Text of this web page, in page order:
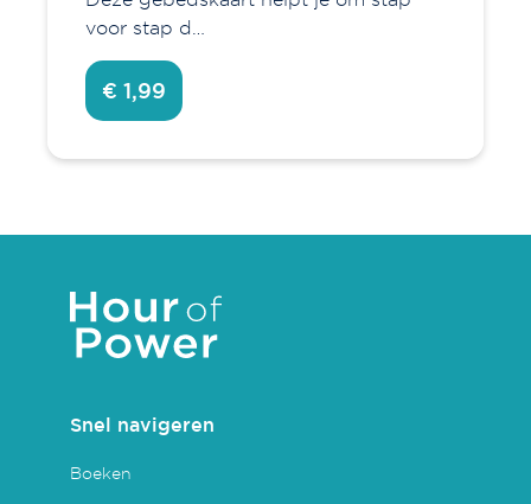
voor stap d…
€ 1,99
Snel navigeren
Boeken